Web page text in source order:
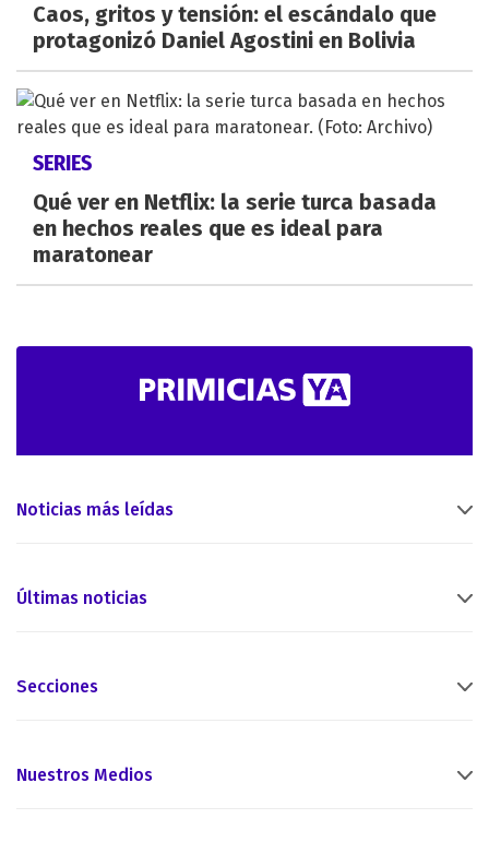
Caos, gritos y tensión: el escándalo que
protagonizó Daniel Agostini en Bolivia
SERIES
Qué ver en Netflix: la serie turca basada
en hechos reales que es ideal para
maratonear
Noticias más leídas
Últimas noticias
Secciones
Nuestros Medios